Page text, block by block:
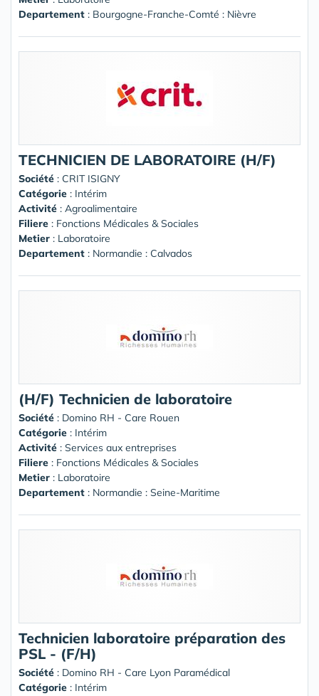
Departement : Bourgogne-Franche-Comté : Nièvre
TECHNICIEN DE LABORATOIRE (H/F)
Société : CRIT ISIGNY
Catégorie : Intérim
Activité : Agroalimentaire
Filiere : Fonctions Médicales & Sociales
Metier : Laboratoire
Departement : Normandie : Calvados
(H/F) Technicien de laboratoire
Société : Domino RH - Care Rouen
Catégorie : Intérim
Activité : Services aux entreprises
Filiere : Fonctions Médicales & Sociales
Metier : Laboratoire
Departement : Normandie : Seine-Maritime
Technicien laboratoire préparation des
PSL - (F/H)
Société : Domino RH - Care Lyon Paramédical
Catégorie : Intérim